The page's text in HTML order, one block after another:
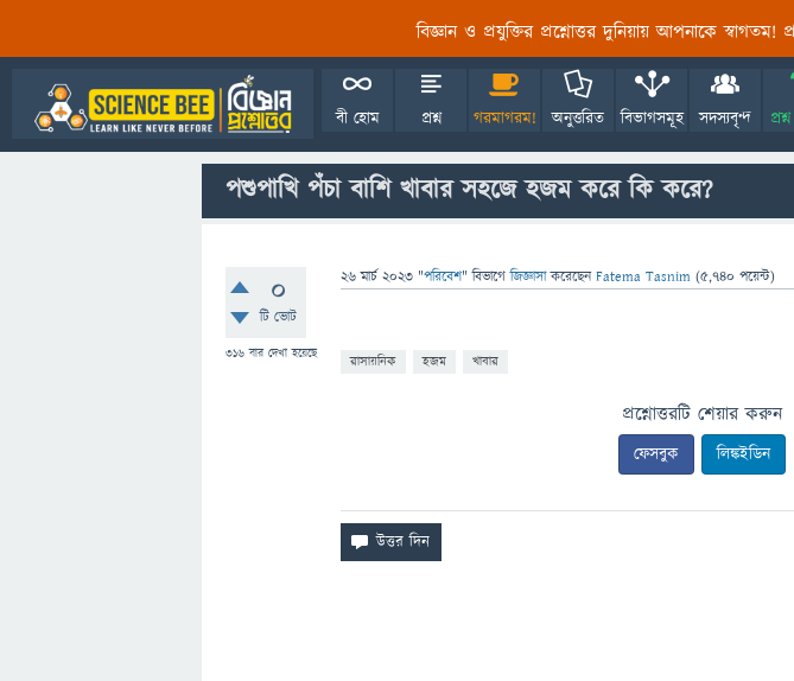
বিজ্ঞান ও প্রযুক্তির প্রশ্নোত্তর দুনিয়ায় আপনাকে স্বাগতম!
বী হোম প্রশ্ন গরমাগরম! অনুত্তরিত বিভাগসমূহ সদস্যবৃন্দ
পশুপাখি পঁচা বাশি খাবার সহজে হজম করে কি করে?
0
টি ভোট
316 বার দেখা হয়েছে
26 মার্চ 2023 "পরিবেশ" বিভাগে জিজ্ঞাসাকরেছেনFatema Tasnim (5,740 পয়েন্ট)
রাসায়নিক হজম খাবার
প্রশ্নোত্তরটি শেয়ার করুন
ফেসবুক লিঙ্কইডিন